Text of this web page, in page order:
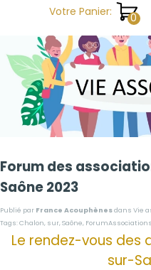
Aller au contenuVotre Panier:
Forum des
Saône 2023
Publié par France Acouphènesdans Vie
Tags:Chalon, sur, Saône, ForumAssociations
Le rendez-vous des
sur-